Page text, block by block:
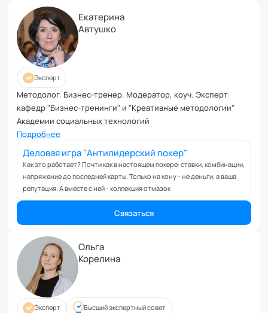
Екатерина
Автушко
Эксперт
Методолог. Бизнес-тренер. Модератор, коуч. Эксперт
кафедр "Бизнес-тренинги" и "Креативные методологии"
Академии социальных технологий
Подробнее
Деловая игра "Антилидерский покер"
Как это работает? Почти как в настоящем покере: ставки, комбинации,
напряжение до последней карты. Только на кону - не деньги, а ваша
репутация. А вместе с ней - коллекция отмазок
Связаться
Ольга
Корелина
Эксперт Высший экспертный совет